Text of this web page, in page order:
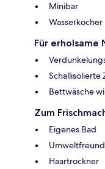
Minibar
Wasserkocher
Für erholsame
Schallisolierte
Bettwäsche
Zum
Eigenes Bad
Haartrockner